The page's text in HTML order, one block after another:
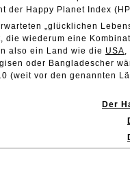
der Happy Planet Index
„glücklichen
wiederum eine
also ein Land wie die USA
oder Bangladescher
(weit vor den genannten
Der